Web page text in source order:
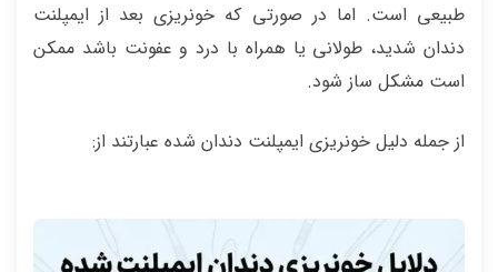
طبیعی است. اما در صورتی که خونریزی بعد از ایمپلنت
دندان شدید، طولانی یا همراه با درد و عفونت باشد ممکن
است مشکل ساز شود.
از جمله دلیل خونریزی ایمپلنت دندان شده عبارتند از: